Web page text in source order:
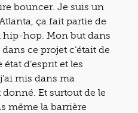
bouncer. Je suis un
ça fait partie de
hip-hop. Mon but dans
ce projet c’était de
d’esprit et les
mis dans ma
Et surtout de le
même la barrière